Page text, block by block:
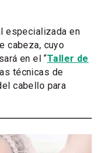
especializada en
cabeza, cuyo
en el “Taller de
técnicas de
cabello para